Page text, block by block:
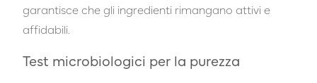
garantisce che gli ingredienti rimangano attivi e
affidabili.
Test microbiologici per la purezza